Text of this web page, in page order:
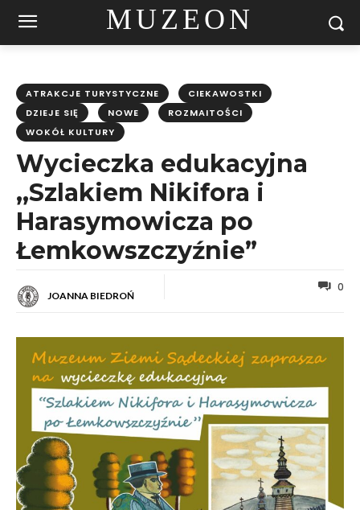
MUZEON
ATRAKCJE TURYSTYCZNE
CIEKAWOSTKI
DZIEJE SIĘ
NOWE
ROZMAITOŚCI
WOKÓŁ KULTURY
Wycieczka edukacyjna
,,Szlakiem Nikifora i
Harasymowicza po
Łemkowszczyźnie”
JOANNA BIEDROŃ
0